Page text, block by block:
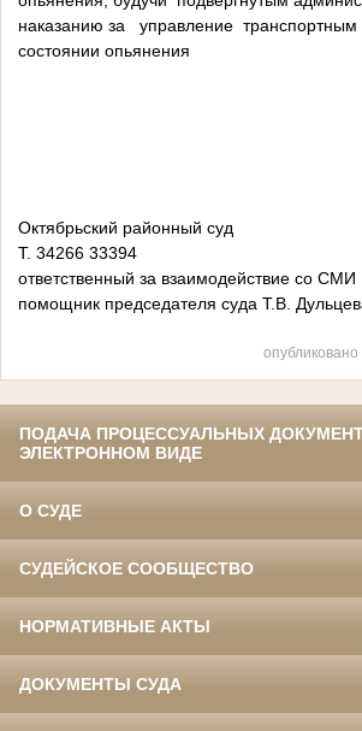
наказанию за управление транспортным
состоянии опьянения
Октябрьский районный суд
Т. 34266 33394
ответственный за взаимодействие со СМИ
помощник председателя суда Т.В.
ПОДАЧА ПРОЦЕССУАЛЬНЫХ
ЭЛЕКТРОННОМ ВИДЕ
О СУДЕ
СУДЕЙСКОЕ СООБЩЕСТВО
НОРМАТИВНЫЕ АКТЫ
ДОКУМЕНТЫ СУДА